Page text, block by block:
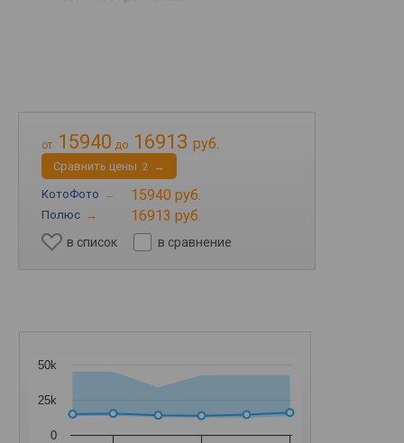
от 15940 до 16913 руб.
Cравнить цены 2 →
КотоФото → 15940 руб.
Полюс → 16913 руб.
в список в сравнение
0
25k
50k